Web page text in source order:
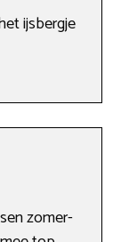
ijsbergje
zomer-